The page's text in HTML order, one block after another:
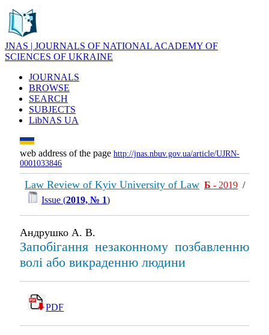
JNAS | JOURNALS OF NATIONAL ACADEMY OF
SCIENCES OF UKRAINE
JOURNALS
BROWSE
SEARCH
SUBJECTS
LibNAS UA
web address of the page http://jnas.nbuv.gov.ua/article/UJRN-
0001033846
Law Review of Kyiv University of Law Б - 2019 /
Issue (2019, № 1)
Андрушко А. В.
Запобігання незаконному позбавленню
волі або викраденню людини
PDF